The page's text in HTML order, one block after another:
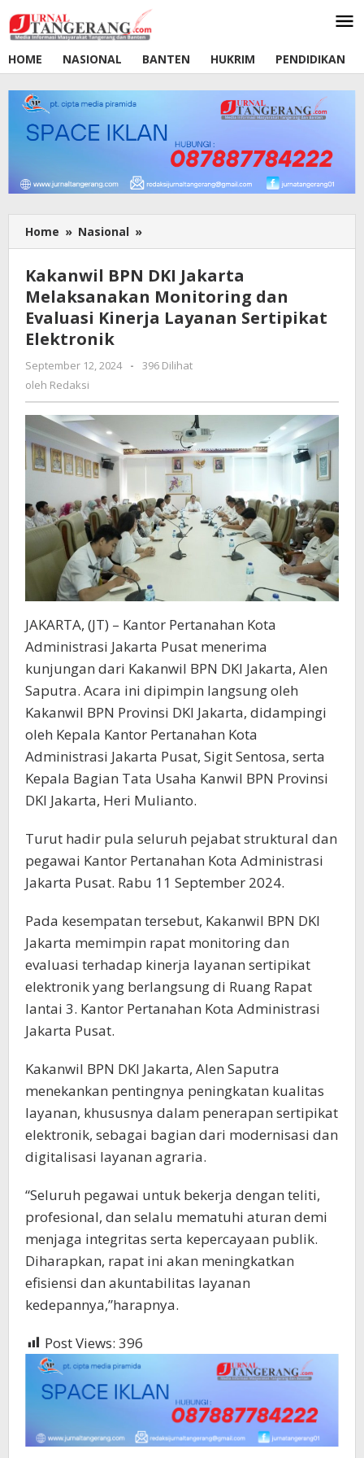
ke
konten
HOME
NASIONAL BANTEN HUKRIM PENDIDIKAN
Home » Nasional »
BPN
Jakarta
Melaksanakan
Monitoring
Kinerja
Sertipikat
Elektronik
Kakanwil BPN DKI Jakarta
Melaksanakan Monitoring dan
Evaluasi Kinerja Layanan Sertipikat
Elektronik
September 12, 2024
oleh
-
396 Dilihat
oleh Redaksi
JAKARTA, (JT) – Kantor Pertanahan Kota
Administrasi Jakarta Pusat menerima
kunjungan dari Kakanwil BPN DKI Jakarta, Alen
Saputra. Acara ini dipimpin langsung oleh
Kakanwil BPN Provinsi DKI Jakarta, didampingi
oleh Kepala Kantor Pertanahan Kota
Administrasi Jakarta Pusat, Sigit Sentosa, serta
Kepala Bagian Tata Usaha Kanwil BPN Provinsi
DKI Jakarta, Heri Mulianto.
Turut hadir pula seluruh pejabat struktural dan
pegawai Kantor Pertanahan Kota Administrasi
Jakarta Pusat. Rabu 11 September 2024.
Pada kesempatan tersebut, Kakanwil BPN DKI
Jakarta memimpin rapat monitoring dan
evaluasi terhadap kinerja layanan sertipikat
elektronik yang berlangsung di Ruang Rapat
lantai 3. Kantor Pertanahan Kota Administrasi
Jakarta Pusat.
Kakanwil BPN DKI Jakarta, Alen Saputra
menekankan pentingnya peningkatan kualitas
layanan, khususnya dalam penerapan sertipikat
elektronik, sebagai bagian dari modernisasi dan
digitalisasi layanan agraria.
“Seluruh pegawai untuk bekerja dengan teliti,
profesional, dan selalu mematuhi aturan demi
menjaga integritas serta kepercayaan publik.
Diharapkan, rapat ini akan meningkatkan
efisiensi dan akuntabilitas layanan
kedepannya,”harapnya.
Post Views: 396